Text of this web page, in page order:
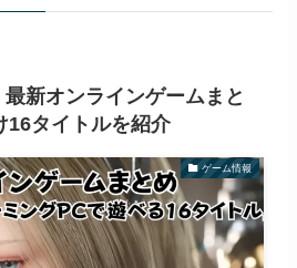
最新オンラインゲームまと
16タイトルを紹介
ゲーム情報